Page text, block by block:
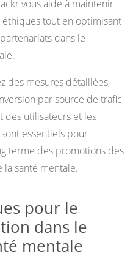
vous aide à maintenir
tout en optimisant
dans le
des mesures détaillées,
par source de trafic,
des utilisateurs et les
essentiels pour
terme des promotions des
santé mentale.
pour le
dans le
mentale